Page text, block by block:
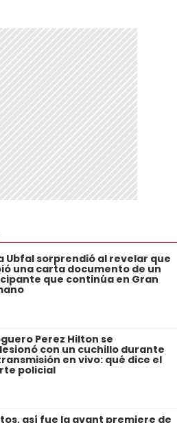
Ubfal sorprendió al revelar que
una carta documento de un
que continúa en Gran
Perez Hilton se
con un cuchillo durante
en vivo: qué dice el
policial
así fue la avant premiere de